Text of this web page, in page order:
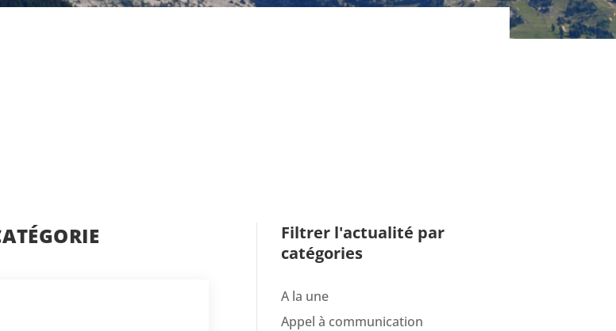
Filtrer l'actualité par
catégories
A la une
Appel à communication